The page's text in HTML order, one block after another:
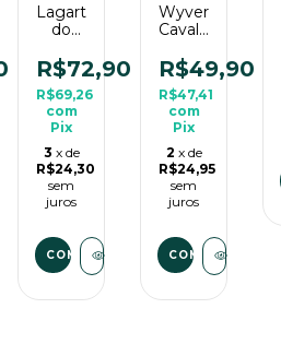
Lagarto
do
Profundo
Saltando
- Sem
Pintura,
Miniatura
3D
Enorme
Para
RPG
Mesa
R$72,90
R$69,26
com
Pix
3 x de
R$24,30
sem
juros
Wyvern
Cavalo
Atacando
- Sem
Pintura,
Miniatura
3D
Grande
Para
RPG
de
R$49,90
R$47,41
com
Pix
2 x de
R$24,95
sem
juros